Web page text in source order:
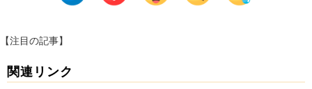
【注目の記事】
関連リンク